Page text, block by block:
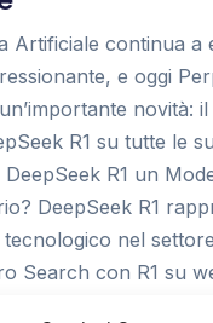
Artificiale continua a
e oggi
novità:
R1 su tutte le
DeepSeek R1 un
DeepSeek R1
nel settore
Search con R1 su